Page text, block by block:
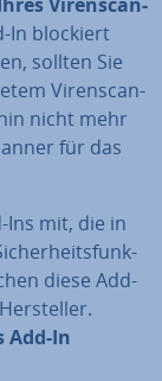
In blockiert
sollten Sie
Vi­ren­scan­
nicht mehr
für das
Ins mit, die in
diese Add-
Add-In